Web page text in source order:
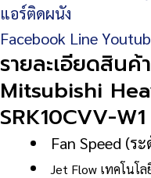
SRK10CVV-
W1
9,239BTU
ชิ้น
แอร์ติดผนัง
Facebook Line
รายละเอียดสินค้า
Mitsubishi
SRK10CVV-
Fan Speed (ร
Jet Flow เทคโนโล